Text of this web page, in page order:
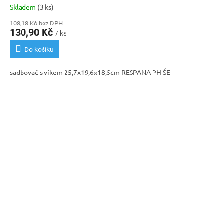
Skladem (3 ks)
108,18 Kč bez DPH
130,90 Kč / ks
Do košíku
sadbovač s víkem 25,7x19,6x18,5cm RESPANA PH ŠE